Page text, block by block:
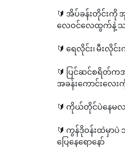
🔰 အိပ်ခန်းတိုင်းကို
လေဝင်လေထွက်နဲ့ သ
🔰 ရေလိုင်း၊ မီးလို
🔰 ပြင်ဆင်စရိတ်က
အခန်းကောင်းလေး
🔰 ကိုယ်တိုင်ပဲနေမလ
🔰 ကွန်ဒိုဝန်းထဲမှာ
ပြေနေရောနော်